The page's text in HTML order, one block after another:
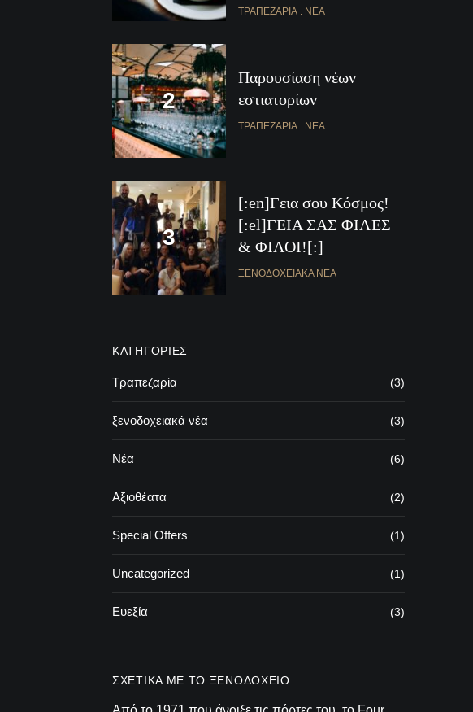
ΤΡΑΠΕΖΑΡΊΑ ΝΈΑ
Παρουσίαση νέων
εστιατορίων
ΤΡΑΠΕΖΑΡΊΑ ΝΈΑ
[:en]Γεια σου Κόσμος!
[:el]ΓΕΙΑ ΣΑΣ ΦΙΛΕΣ
& ΦΙΛΟΙ![:]
ΞΕΝΟΔΟΧΕΙΑΚΆ ΝΈΑ
ΚΑΤΗΓΟΡΊΕΣ
Τραπεζαρία (3)
ξενοδοχειακά νέα (3)
Νέα (6)
Αξιοθέατα (2)
Special Offers (1)
Uncategorized (1)
Ευεξία (3)
ΣΧΕΤΙΚΆ ΜΕ ΤΟ ΞΕΝΟΔΟΧΕΊΟ